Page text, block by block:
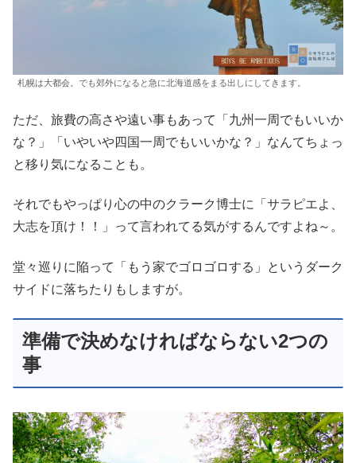
札幌は大都会。でも郊外になると急に北海道感をまる出しにしてきます。
ただ、旅費の高さや遠い事もあって「九州一周でもいいか
な？」「いやいや四国一周でもいいかな？」なんてちょっ
と移り気になることも。
それでもやっぱり心の中のクラーク博士に「サラピエよ、
大志を頂け！！」って言われてる気がするんですよね～。
堂々巡りに陥って「もう家でゴロゴロする」というダーク
サイドに落ちたりもしますが。
準備で決めなければならない2つの
事